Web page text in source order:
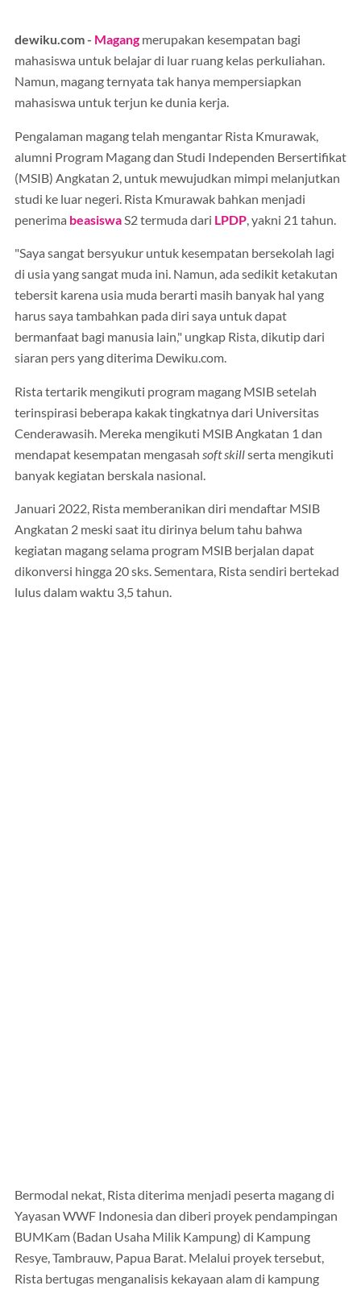
dewiku.com - Magang merupakan kesempatan bagi
mahasiswa untuk belajar di luar ruang kelas perkuliahan.
Namun, magang ternyata tak hanya mempersiapkan
mahasiswa untuk terjun ke dunia kerja.
Pengalaman magang telah mengantar Rista Kmurawak,
alumni Program Magang dan Studi Independen Bersertifikat
(MSIB) Angkatan 2, untuk mewujudkan mimpi melanjutkan
studi ke luar negeri. Rista Kmurawak bahkan menjadi
penerima beasiswa S2 termuda dari LPDP , yakni 21 tahun.
"Saya sangat bersyukur untuk kesempatan bersekolah lagi
di usia yang sangat muda ini. Namun, ada sedikit ketakutan
tebersit karena usia muda berarti masih banyak hal yang
harus saya tambahkan pada diri saya untuk dapat
bermanfaat bagi manusia lain," ungkap Rista, dikutip dari
siaran pers yang diterima Dewiku.com.
Rista tertarik mengikuti program magang MSIB setelah
terinspirasi beberapa kakak tingkatnya dari Universitas
Cenderawasih. Mereka mengikuti MSIB Angkatan 1 dan
mendapat kesempatan mengasah soft skillserta mengikuti
banyak kegiatan berskala nasional.
Januari 2022, Rista memberanikan diri mendaftar MSIB
Angkatan 2 meski saat itu dirinya belum tahu bahwa
kegiatan magang selama program MSIB berjalan dapat
dikonversi hingga 20 sks. Sementara, Rista sendiri bertekad
lulus dalam waktu 3,5 tahun.
Bermodal nekat, Rista diterima menjadi peserta magang di
Yayasan WWF Indonesia dan diberi proyek pendampingan
BUMKam (Badan Usaha Milik Kampung) di Kampung
Resye, Tambrauw, Papua Barat. Melalui proyek tersebut,
Rista bertugas menganalisis kekayaan alam di kampung